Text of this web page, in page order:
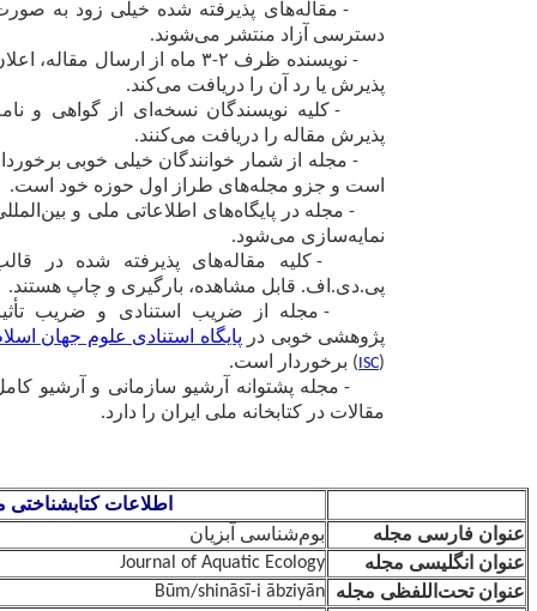
مقاله‌های پذیرفته شده خیلی زود به صورت
آزاد منتشر می‌شوند.
- نویسنده ظرف ۲-۳ ماه از ارسال مقاله، اعلان
یا رد آن را دریافت می‌کند.
- کلیه نویسندگان نسخه‌ای از گواهی و نامه
مقاله را دریافت می‌کنند.
از شمار خوانندگان خیلی خوبی برخوردار
جزو مجله‌های طراز اول حوزه خود است.
در پایگاه‌های اطلاعاتی ملی و بین‌المللی
- کلیه مقاله‌های پذیرفته شده در قالب
قابل مشاهده، بارگیری و چاپ هستند.
- مجله از ضریب استنادی و ضریب تأثیر
پایگاه استنادی علوم جهان اسلام
مجله پشتوانه آرشیو سازمانی و آرشیو کامل
در کتابخانه ملی ایران را دارد.
اطلاعات کتابشناختی مجله
بوم‌شناسی آبزیان
Journal of Aquatic Ecology
Būm/shināsī-i ābziyān